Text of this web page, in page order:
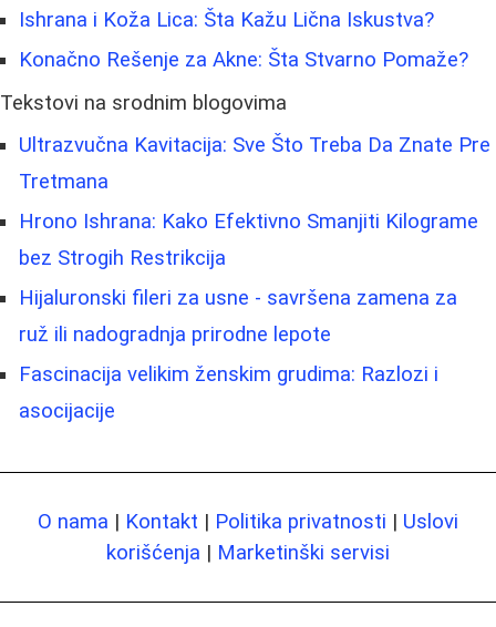
Ishrana i Koža Lica: Šta Kažu Lična Iskustva?
Konačno Rešenje za Akne: Šta Stvarno Pomaže?
Tekstovi na srodnim blogovima
Ultrazvučna Kavitacija: Sve Što Treba Da Znate Pre
Tretmana
Hrono Ishrana: Kako Efektivno Smanjiti Kilograme
bez Strogih Restrikcija
Hijaluronski fileri za usne - savršena zamena za
ruž ili nadogradnja prirodne lepote
Fascinacija velikim ženskim grudima: Razlozi i
asocijacije
O nama | Kontakt | Politika privatnosti | Uslovi
korišćenja | Marketinški servisi